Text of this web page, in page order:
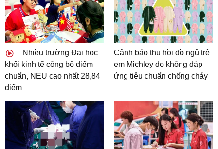
Nhiều trường Đại học
khối kinh tế công bố điểm
chuẩn, NEU cao nhất 28,84
điểm
Cảnh báo thu hồi đồ ngủ trẻ
em Michley do không đáp
ứng tiêu chuẩn chống cháy